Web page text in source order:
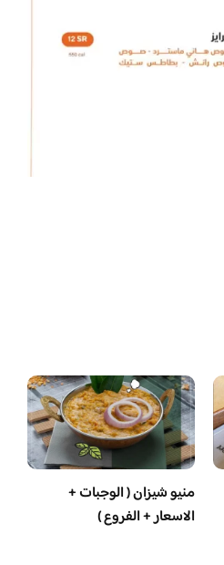
منيو شيزان ( الوجبات +
الاسعار + الفروع )